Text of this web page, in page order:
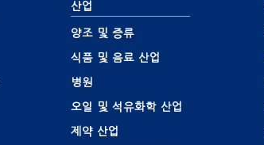
산업
양조 및 증류
식품 및 음료 산업
병원
오일 및 석유화학 산업
제약 산업